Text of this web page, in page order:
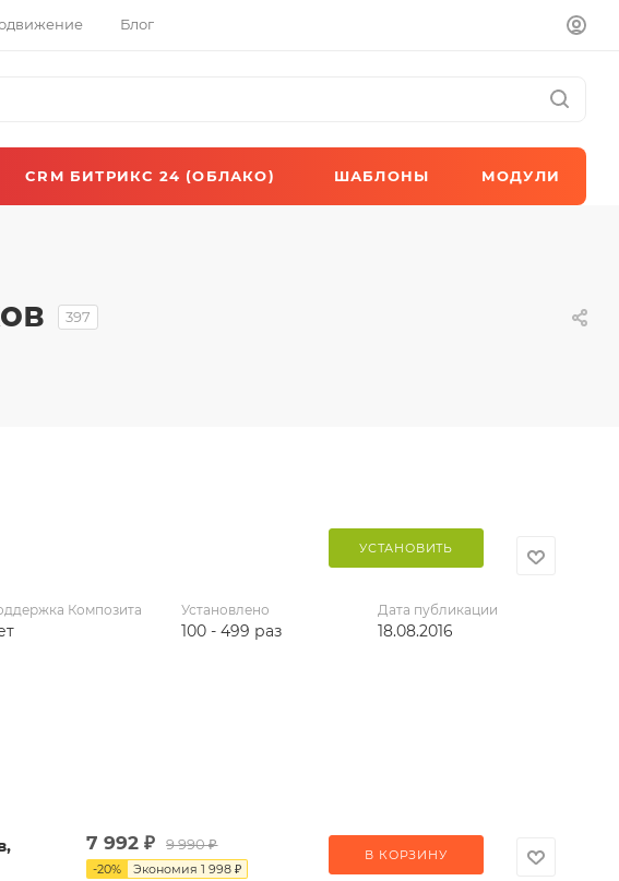
Блог
CRM БИТРИКС 24 (ОБЛАКО) ШАБЛОНЫ МОДУЛИ
397
УСТАНОВИТЬ
Композита Установлено
100 - 499 раз
Дата публикации
18.08.2016
7 992 ₽ 9 990₽
-20% Экономия1 998 ₽
В КОРЗИНУ